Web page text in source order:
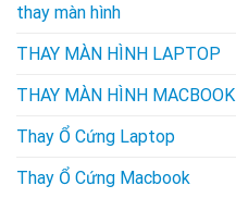
thay màn hình
THAY MÀN HÌNH LAPTOP
THAY MÀN HÌNH MACBOOK
Thay Ổ Cứng Laptop
Thay Ổ Cứng Macbook